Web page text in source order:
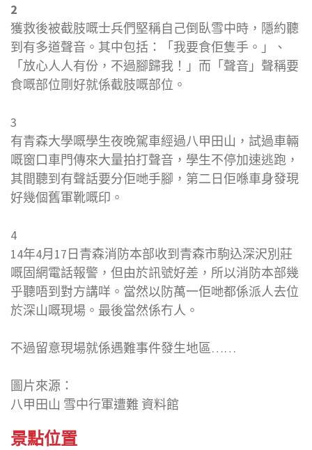
2
獲救後被截肢嘅士兵們堅稱自己倒臥雪中時，隱約聽
到有多道聲音。其中包括：「我要食佢隻手。」、
「放心人人有份，不過腳歸我！」而「聲音」聲稱要
食嘅部位剛好就係截肢嘅部位。
3
有青森大學嘅學生夜晚駕車經過八甲田山，試過車輛
嘅窗口車門傳來大量拍打聲音，學生不停加速逃跑，
其間聽到有聲話要分佢哋手腳，第二日佢喺車身發現
好幾個舊軍靴嘅印。
4
14年4月17日青森消防本部收到青森市駒込深沢別莊
嘅固網電話報警，但由於訊號好差，所以消防本部幾
乎聽唔到對方講咩。當然以防萬一佢哋都係派人去位
於深山嘅現場。最後當然係冇人。
不過留意現場就係遇難事件發生地區……
圖片來源：
八甲田山 雪中行軍遭難 資料館
景點位置